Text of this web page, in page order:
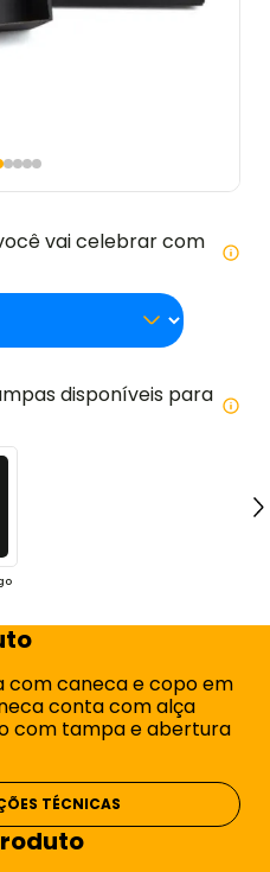
vai celebrar com
disponíveis para
com caneca e copo em
conta com alça
com tampa e abertura
TÉCNICAS